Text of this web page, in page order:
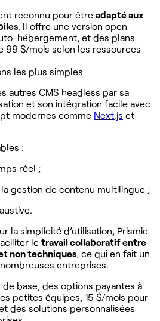
reconnu pour être adapté aux
. Il offre une version open
hébergement, et des plans
99 $/mois selon les ressources
les plus simples
autres CMS headless par sa
et son intégration facile avec
modernes comme Next.js et
:
réel ;
gestion de contenu multilingue ;
la simplicité d’utilisation, Prismic
le travail collaboratif entre
non techniques, ce qui en fait un
entreprises.
base, des options payantes à
petites équipes, 15 $/mois pour
des solutions personnalisées